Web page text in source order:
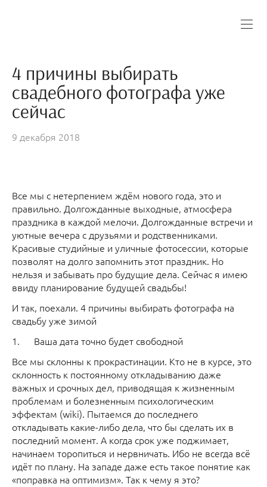
4 причины выбирать
свадебного фотографа уже
сейчас
9 декабря 2018
Все мы с нетерпением ждём нового года, это и
правильно. Долгожданные выходные, атмосфера
праздника в каждой мелочи. Долгожданные встречи и
уютные вечера с друзьями и родственниками.
Красивые студийные и уличные фотосессии, которые
позволят на долго запомнить этот праздник. Но
нельзя и забывать про будущие дела. Сейчас я имею
ввиду планирование будущей свадьбы!
И так, поехали. 4 причины выбирать фотографа на
свадьбу уже зимой
1. Ваша дата точно будет свободной
Все мы склонны к прокрастинации. Кто не в курсе, это
склонность к постоянному откладыванию даже
важных и срочных дел, приводящая к жизненным
проблемам и болезненным психологическим
эффектам (wiki). Пытаемся до последнего
откладывать какие-либо дела, что бы сделать их в
последний момент. А когда срок уже поджимает,
начинаем торопиться и нервничать. Ибо не всегда всё
идёт по плану. На западе даже есть такое понятие как
«поправка на оптимизм». Так к чему я это?